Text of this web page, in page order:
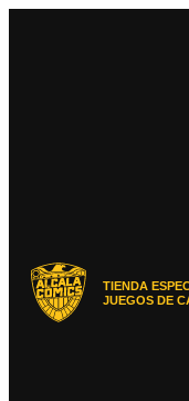
TIENDA
JUEGOS DE